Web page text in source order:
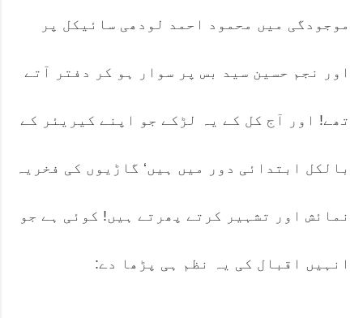
موجودگی میں محمود احمد لودھی سائیکل پر
اور نجم حسین سید بس پر سوار ہو کر دفتر آتے
تھے! اور آج کل کے یہ لڑکے جو اپنے کیریئر کے
بالکل ابتدائی دور میں ہیں‘ گاڑیوں کی فخریہ
نمائش اور تشہیر کرتے پھرتے ہیں! کوئی ہے جو
انہیں اقبال کی یہ نظم ہی پڑھا دے: